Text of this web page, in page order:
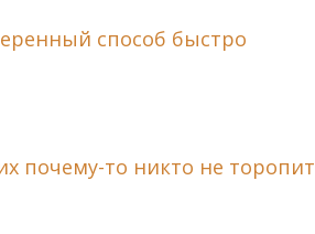
способ быстро
почему-то никто не торопит